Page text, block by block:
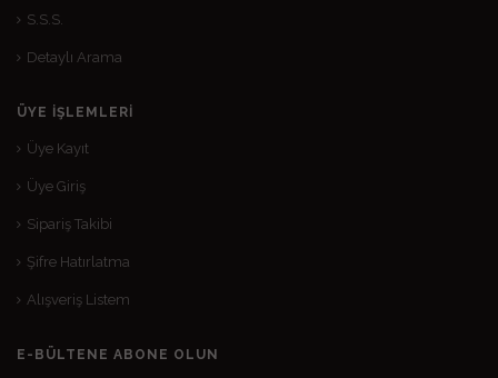
S.S.S.
Detaylı Arama
ÜYE İŞLEMLERI
Üye Kayıt
Üye Giriş
Sipariş Takibi
Şifre Hatırlatma
Alışveriş Listem
E-BÜLTENE ABONE OLUN